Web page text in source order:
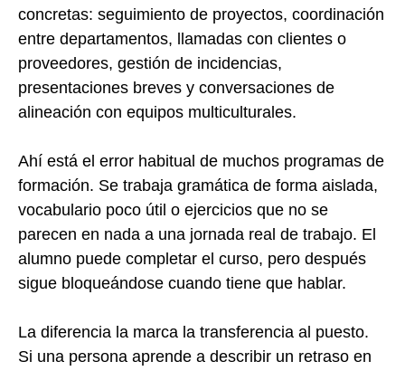
concretas: seguimiento de proyectos, coordinación
entre departamentos, llamadas con clientes o
proveedores, gestión de incidencias,
presentaciones breves y conversaciones de
alineación con equipos multiculturales.
Ahí está el error habitual de muchos programas de
formación. Se trabaja gramática de forma aislada,
vocabulario poco útil o ejercicios que no se
parecen en nada a una jornada real de trabajo. El
alumno puede completar el curso, pero después
sigue bloqueándose cuando tiene que hablar.
La diferencia la marca la transferencia al puesto.
Si una persona aprende a describir un retraso en